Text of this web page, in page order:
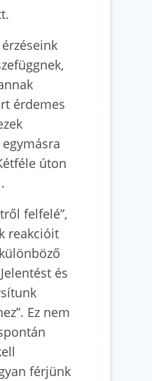
érdemes
úton
felfelé”,
reakcióit
és
Ez nem
férjünk